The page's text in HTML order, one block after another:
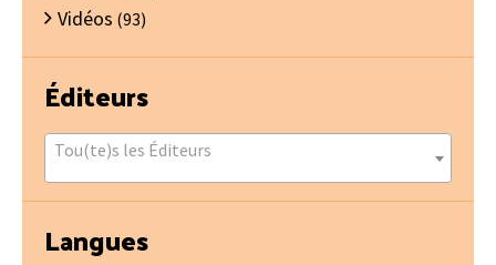
Vidéos (93)
Éditeurs
Tou(te)s les Éditeurs
Langues